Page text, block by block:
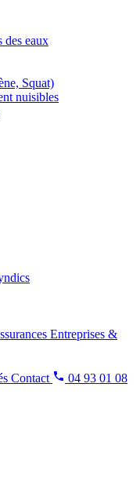
des eaux
Squat)
nuisibles
Entreprises &
Contact
04 93 01 08